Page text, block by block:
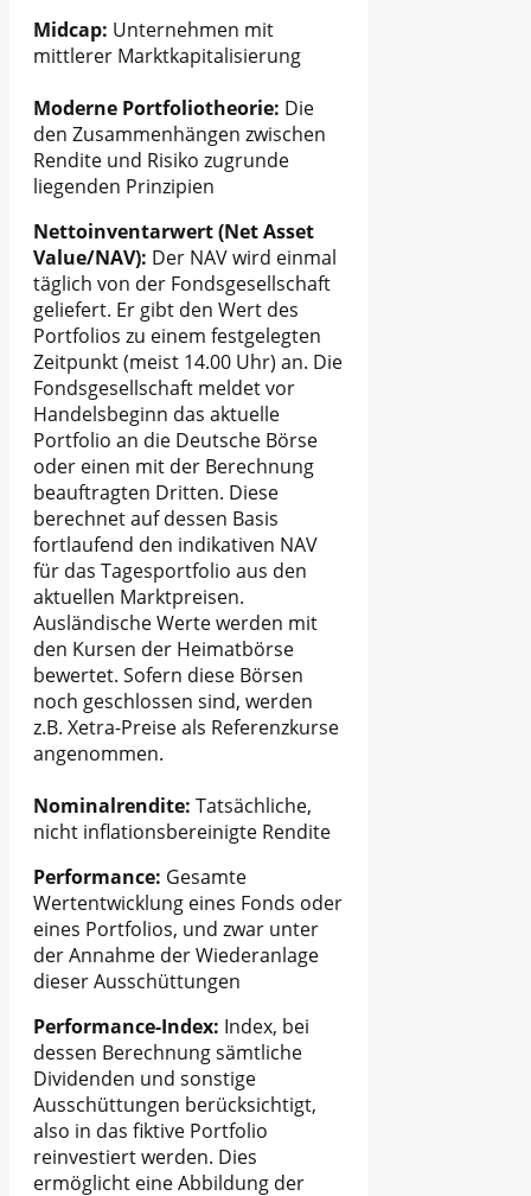
Midcap: Unternehmen mit
mittlerer Marktkapitalisierung
Moderne Portfoliotheorie: Die
den Zusammenhängen zwischen
Rendite und Risiko zugrunde
liegenden Prinzipien
Nettoinventarwert (Net Asset
Value/NAV): Der NAV wird einmal
täglich von der Fondsgesellschaft
geliefert. Er gibt den Wert des
Portfolios zu einem festgelegten
Zeitpunkt (meist 14.00 Uhr) an. Die
Fondsgesellschaft meldet vor
Handelsbeginn das aktuelle
Portfolio an die Deutsche Börse
oder einen mit der Berechnung
beauftragten Dritten. Diese
berechnet auf dessen Basis
fortlaufend den indikativen NAV
für das Tagesportfolio aus den
aktuellen Marktpreisen.
Ausländische Werte werden mit
den Kursen der Heimatbörse
bewertet. Sofern diese Börsen
noch geschlossen sind, werden
z.B. Xetra-Preise als Referenzkurse
angenommen.
Nominalrendite: Tatsächliche,
nicht inflationsbereinigte Rendite
Performance: Gesamte
Wertentwicklung eines Fonds oder
eines Portfolios, und zwar unter
der Annahme der Wiederanlage
dieser Ausschüttungen
Performance-Index: Index, bei
dessen Berechnung sämtliche
Dividenden und sonstige
Ausschüttungen berücksichtigt,
also in das fiktive Portfolio
reinvestiert werden. Dies
ermöglicht eine Abbildung der